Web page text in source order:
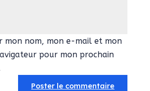
mon nom, mon e-mail et mon
pour mon prochain